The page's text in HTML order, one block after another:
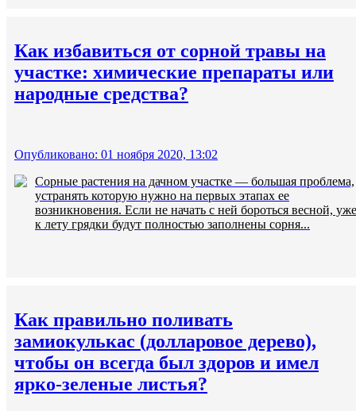
Как избавиться от сорной травы на
участке: химические препараты или
народные средства?
Опубликовано: 01 ноября 2020, 13:02
Сорные растения на дачном участке — большая проблема,
устранять которую нужно на первых этапах ее
возникновения. Если не начать с ней бороться весной, уже
к лету грядки будут полностью заполнены сорня...
Как правильно поливать
замиокулькас (долларовое дерево),
чтобы он всегда был здоров и имел
ярко-зеленые листья?